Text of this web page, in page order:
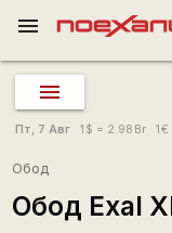
menu
Пт, 7 Авг 1 $ = 2.98 Br 1€
Обод
Обод Exal